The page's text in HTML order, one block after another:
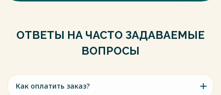
ОТВЕТЫ НА ЧАСТО ЗАДАВАЕМЫЕ
ВОПРОСЫ
Как оплатить заказ?